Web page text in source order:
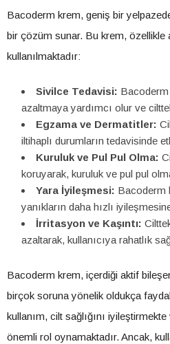
Bacoderm krem, geniş bir
bir çözüm sunar. Bu krem, özellikle
kullanılmaktadır:
Sivilce Tedavisi: Bacoderm
azaltmaya yardımcı olur ve
Egzama ve Dermatitler:
iltihaplı durumların tedavisinde
Kuruluk ve Pul Pul Olma:
koruyarak, kuruluk ve pul pul
Yara İyileşmesi: Bacoderm
yanıkların daha hızlı
İrritasyon ve Kaşıntı:
azaltarak, kullanıcıya rahatlık
Bacoderm krem, içerdiği aktif
birçok soruna yönelik oldukça
kullanım, cilt sağlığını
önemli rol oynamaktadır. Ancak,